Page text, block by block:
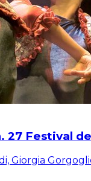
27 Festival
Giorgia